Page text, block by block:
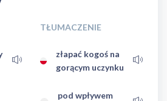
TŁUMACZENIE
złapać kogoś na
gorącym uczynku
pod wpływem